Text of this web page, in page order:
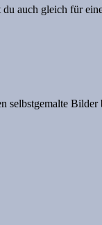
auch gleich für